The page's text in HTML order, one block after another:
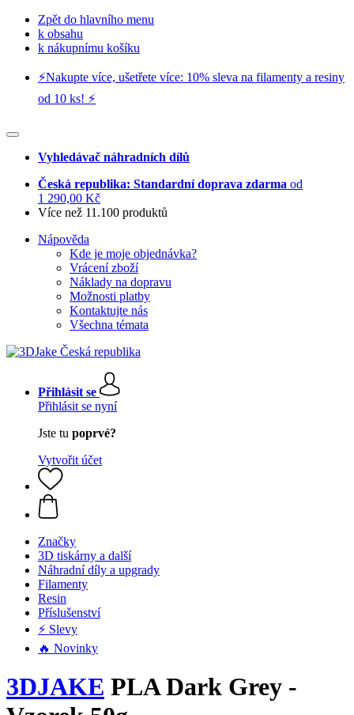
Zpět do hlavního menu
k obsahu
k nákupnímu košíku
⚡️Nakupte více, ušetřete více: 10% sleva na filamenty a resiny
od 10 ks! ⚡️
Vyhledávač náhradních dílů
Česká republika: Standardní doprava zdarma od
1 290,00 Kč
Více než 11.100 produktů
Nápověda
Kde je moje objednávka?
Vrácení zboží
Náklady na dopravu
Možnosti platby
Kontaktujte nás
Všechna témata
Přihlásit se
Přihlásit se nyní
Jste tu poprvé?
Vytvořit účet
Značky
3D tiskárny a další
Náhradní díly a upgrady
Filamenty
Resin
Příslušenství
⚡ Slevy
🔥 Novinky
3DJAKE PLA Dark Grey -